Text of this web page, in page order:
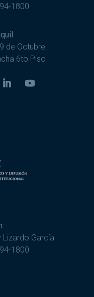
1800
de Octubre.
6to Piso
García
1800